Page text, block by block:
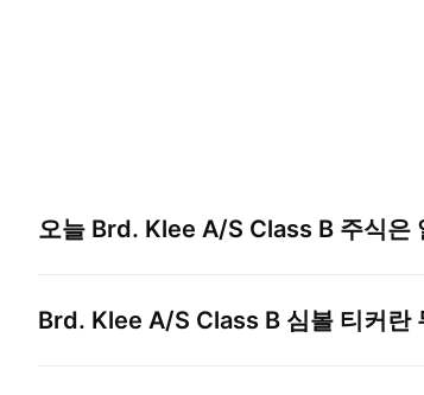
오늘 Brd. Klee A/S Class B 주식은
Brd. Klee A/S Class B 심볼 티커란